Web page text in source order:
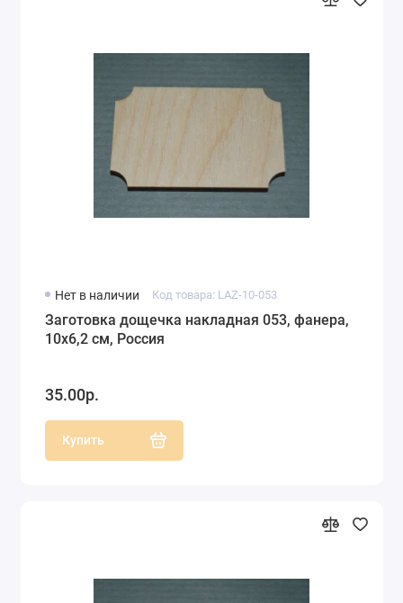
Нет в наличии Код товара: LAZ-10-053
Заготовка дощечка накладная 053, фанера,
10х6,2 см, Россия
35.00р.
Купить